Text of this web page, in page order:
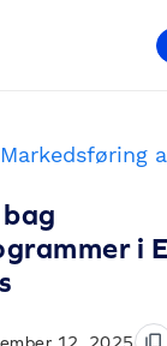
Markedsføring
i